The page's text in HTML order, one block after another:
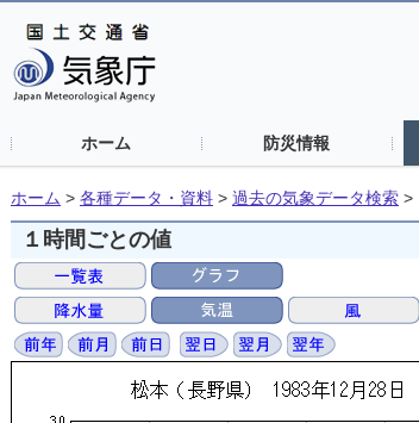
ホーム 防災情報
ホーム > 各種データ・資料 > 過去の気象データ検索 >
１時間ごとの値